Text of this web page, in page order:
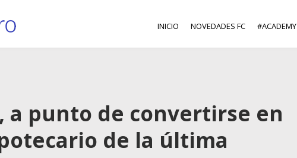
INICIO NOVEDADES FC #ACADEMY
a punto de convertirse en
de la última